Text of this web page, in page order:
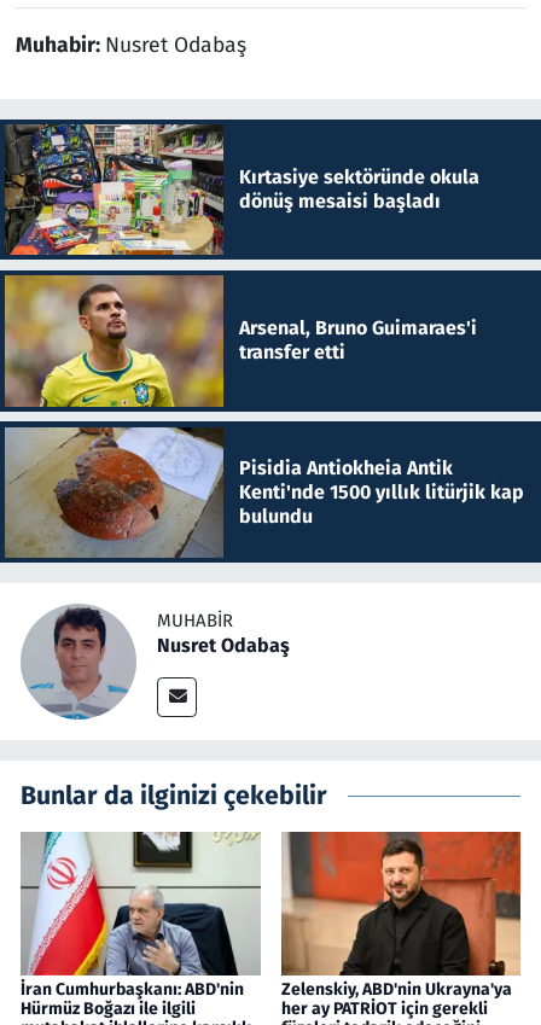
Muhabir: Nusret Odabaş
Kırtasiye sektöründe okula
dönüş mesaisi başladı
Arsenal, Bruno Guimaraes'i
transfer etti
Pisidia Antiokheia Antik
Kenti'nde 1500 yıllık litürjik kap
bulundu
MUHABIR
Nusret Odabaş
Bunlar da ilginizi çekebilir
İran Cumhurbaşkanı: ABD'nin
Hürmüz Boğazı ile ilgili
Zelenskiy, ABD'nin Ukrayna'ya
her ay PATRİOT için gerekli